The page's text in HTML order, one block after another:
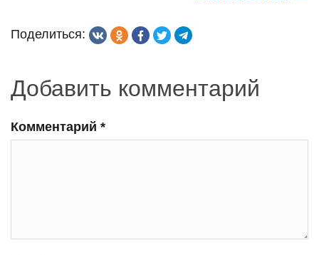
Поделиться:
Добавить комментарий
Комментарий *